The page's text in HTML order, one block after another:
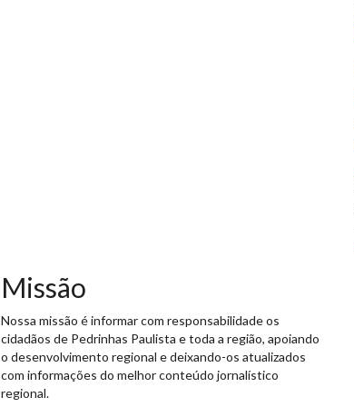
Missão
Nossa missão é informar com responsabilidade os
cidadãos de Pedrinhas Paulista e toda a região, apoiando
o desenvolvimento regional e deixando-os atualizados
com informações do melhor conteúdo jornalístico
regional.